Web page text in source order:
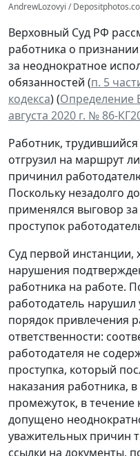
AndrewLozovyi /
Верховный Суд РФ
работника о
за неоднократное
обязанностей (п. 5
кодекса) (Определение
августа 2020 г. № 86-
Работник,
отгрузил на маршрут
причинил
Поскольку незадолго
применялся выговор
проступок
Суд первой инстанции,
нарушения
работника на работе.
работодатель
порядок привлечения
ответственности:
работодателя не
проступка, который
наказания работника,
промежуток, в
допущено
уважительных причин
ссылки на документы,